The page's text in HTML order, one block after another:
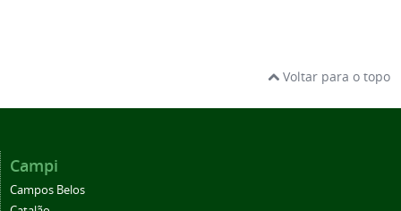
Voltar para o topo
Campi
Campos Belos